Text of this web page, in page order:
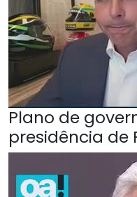
Plano de
presidência de